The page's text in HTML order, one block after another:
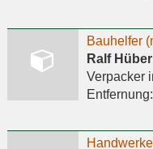
Ralf
Verpacker
Entfernung: